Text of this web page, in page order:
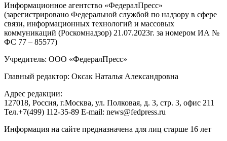
Информационное агентство «ФедералПресс»
(зарегистрировано Федеральной службой по надзору в сфере
связи, информационных технологий и массовых
коммуникаций (Роскомнадзор) 21.07.2023г. за номером ИА №
ФС 77 – 85577)
Учредитель: ООО «ФедералПресс»
Главный редактор: Оксак Наталья Александровна
Адрес редакции:
127018, Россия, г.Москва, ул. Полковая, д. 3, стр. 3, офис 211
Тел.+7(499) 112-35-89 E-mail: news@fedpress.ru
Информация на сайте предназначена для лиц старше 16 лет